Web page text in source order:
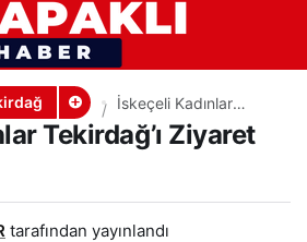
İskeçeli Kadınlar
Tekirdağ’ı Ziyaret Etti
Tekirdağ’ı Ziyaret
tarafından yayınlandı
Ziyaret Etti